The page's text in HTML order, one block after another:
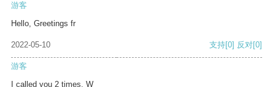
游客
Hello, Greetings fr
2022-05-10 支持[0] 反对[0]
游客
I called you 2 times. W